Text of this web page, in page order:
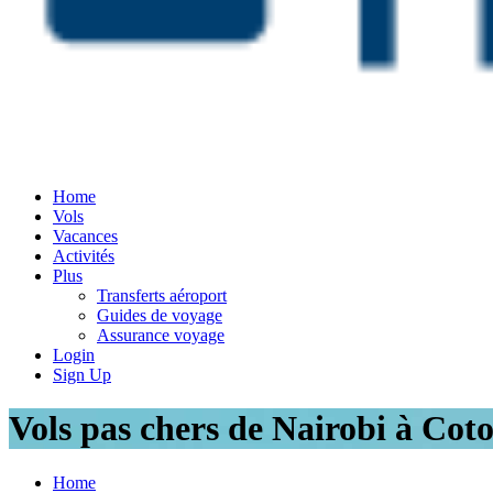
Home
Vols
Vacances
Activités
Plus
Transferts aéroport
Guides de voyage
Assurance voyage
Login
Sign Up
Vols pas chers de Nairobi à
Home